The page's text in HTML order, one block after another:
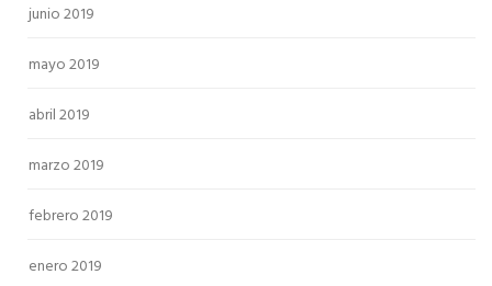
junio 2019
mayo 2019
abril 2019
marzo 2019
febrero 2019
enero 2019